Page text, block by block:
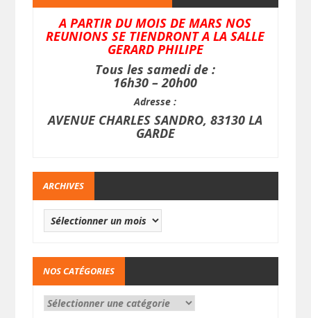
A PARTIR DU MOIS DE MARS NOS
REUNIONS SE TIENDRONT A LA SALLE
GERARD PHILIPE
Tous les samedi de :
16h30 – 20h00
Adresse :
AVENUE CHARLES SANDRO, 83130 LA
GARDE
ARCHIVES
NOS CATÉGORIES